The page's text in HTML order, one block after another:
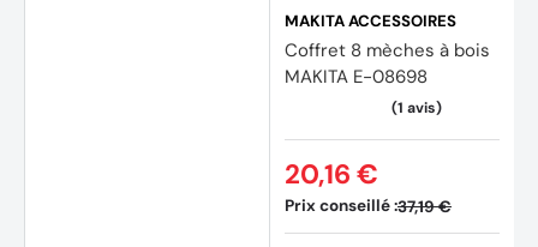
MAKITA ACCESSOIRES
Coffret 8 mèches à bois
MAKITA E-08698
Prix conseillé :37,19 €
20,16 €